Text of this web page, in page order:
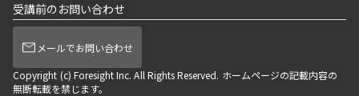
受講前のお問い合わせ
メールでお問い合わせ
Copyright (c) Foresight Inc. All Rights Reserved. ホームページの記載内容の
無断転載を禁じます。